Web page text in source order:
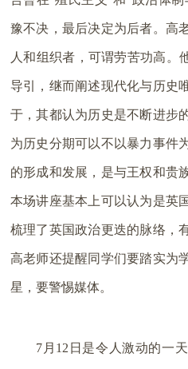
豫不决，最后决定为后者。高
人和组织者，可谓劳苦功高。
导引，继而阐述现代化与历史
于，其都认为历史是不断进步
为历史分期可以不以暴力事件
的形成和发展，是与王权和贵
本场讲座基本上可以认为是英
梳理了英国政治更迭的脉络，
高老师还提醒同学们要踏实为
星，要警惕媒体。
7月12日是令人激动的一